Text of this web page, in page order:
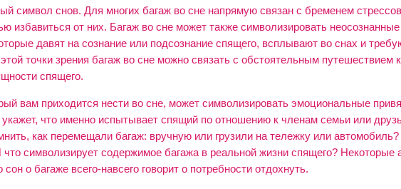
символ снов. Для многих багаж во сне напрямую связан с бременем
избавиться от них. Багаж во сне может также символизировать
давят на сознание или подсознание спящего, всплывают во снах и
точки зрения багаж во сне можно связать с обстоятельным путешествием
спящего.
вам приходится нести во сне, может символизировать эмоциональные
укажет, что именно испытывает спящий по отношению к членам семьи или
как перемещали багаж: вручную или грузили на тележку или
что символизирует содержимое багажа в реальной жизни спящего? Некоторые
сон о багаже всего-навсего говорит о потребности отдохнуть.